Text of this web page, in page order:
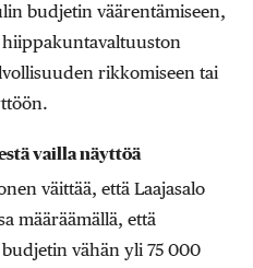
budjetin väärentämiseen,
rikkomiseen tai
vailla näyttöä
väittää, että Laajasalo
määräämällä, että
vähän yli 75 000